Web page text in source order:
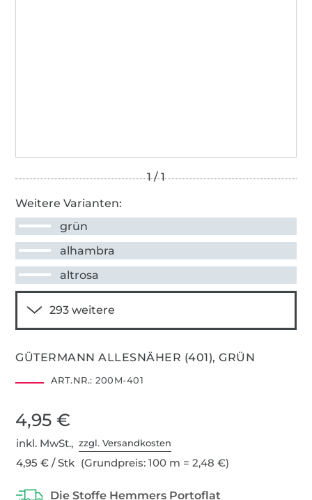
Weitere Varianten:
grün
alhambra
altrosa
GÜTERMANN ALLESNÄHER (401), GRÜN
ART.NR.: 200M-401
4,95 €
inkl. MwSt.,zzgl. Versandkosten
4,95 € / Stk (Grundpreis: 100 m = 2,48 €)